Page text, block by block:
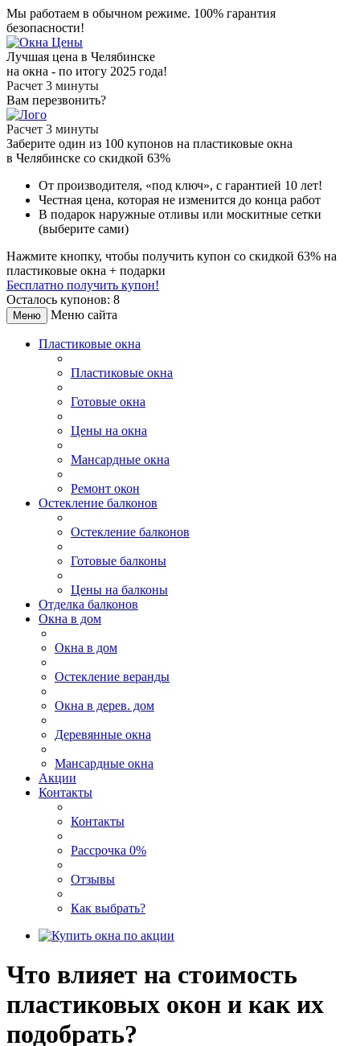
Мы работаем в обычном режиме. 100% гарантия
безопасности!
Лучшая цена в Челябинске
на окна - по итогу 2025 года!
Расчет 3 минуты
Вам перезвонить?
Расчет 3 минуты
Заберите один из 100 купонов на пластиковые окна
в Челябинске со скидкой 63%
От производителя, «под ключ», с гарантией 10 лет!
Честная цена, которая не изменится до конца работ
В подарок наружные отливы или москитные сетки
(выберите сами)
Нажмите кнопку, чтобы получить купон со скидкой 63% на
пластиковые окна + подарки
Бесплатно получить купон!
Осталось купонов: 8
Меню Меню сайта
Пластиковые окна
Пластиковые окна
Готовые окна
Цены на окна
Мансардные окна
Ремонт окон
Остекление балконов
Остекление балконов
Готовые балконы
Цены на балконы
Отделка балконов
Окна в дом
Окна в дом
Остекление веранды
Окна в дерев. дом
Деревянные окна
Мансардные окна
Акции
Контакты
Контакты
Рассрочка 0%
Отзывы
Как выбрать?
Что влияет на стоимость
пластиковых окон и как их
подобрать?